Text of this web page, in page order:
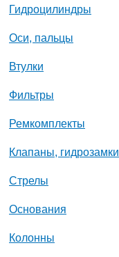
Гидроцилиндры
Оси, пальцы
Втулки
Фильтры
Ремкомплекты
Клапаны, гидрозамки
Стрелы
Основания
Колонны